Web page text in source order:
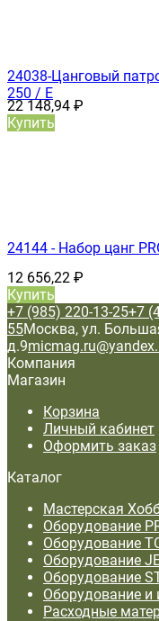
24038-Цанговый
250 / Е
22 148,94 ₽
Купить
24144 - Набор цанг
12 656,22 ₽
Купить
+7 (985) 220-13-25+7
55Москва, ул.
д.9
Компания
Магазин
Корзина
Личный кабинет
Оформить заказ
Каталог
Мастерская
Оборудование
Оборудование
Оборудование
Оборудование
Оборудование и
Расходные